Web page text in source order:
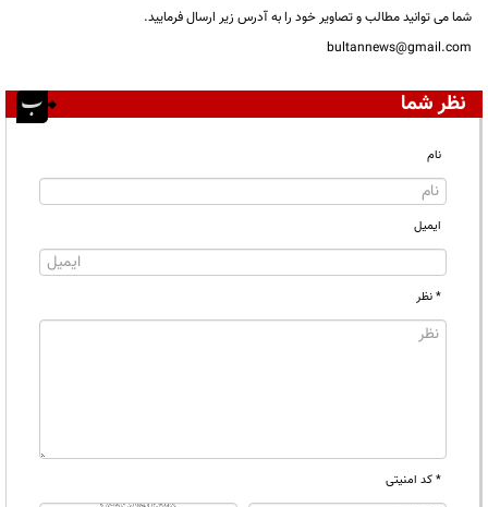
شما می توانید مطالب و تصاویر خود را به آدرس زیر ارسال فرمایید.
bultannews@gmail.com
نظر شما
نام
ایمیل
* نظر
* کد امنیتی